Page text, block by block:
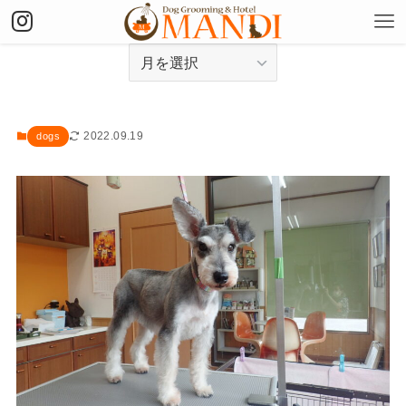
dogs 2022.09.19